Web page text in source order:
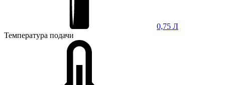
0,75 Л
Температура подачи